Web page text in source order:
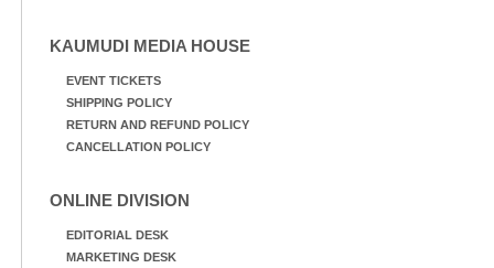
KAUMUDI MEDIA HOUSE
EVENT TICKETS
SHIPPING POLICY
RETURN AND REFUND POLICY
CANCELLATION POLICY
ONLINE DIVISION
EDITORIAL DESK
MARKETING DESK